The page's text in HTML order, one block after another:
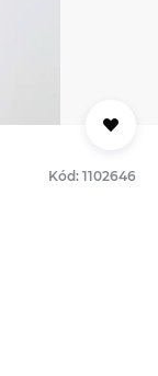
Kód: 1102646